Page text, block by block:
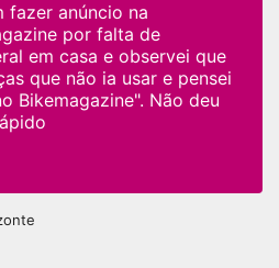
fazer anúncio na
por falta de
em casa e observei que
que não ia usar e pensei
Bikemagazine". Não deu